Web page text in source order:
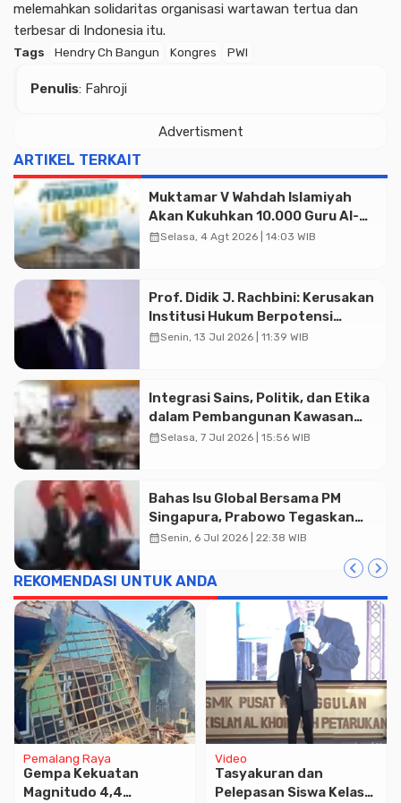
Advertisment
melemahkan solidaritas organisasi wartawan tertua dan
terbesar di Indonesia itu.
Tags Hendry Ch Bangun Kongres PWI
Penulis: Fahroji
Advertisment
ARTIKEL TERKAIT
Muktamar V Wahdah Islamiyah
Akan Kukuhkan 10.000 Guru Al-
Qur’an di Masjid Istiqlal
calendar_monthSelasa, 4 Agt 2026 | 14:03 WIB
Prof. Didik J. Rachbini: Kerusakan
Institusi Hukum Berpotensi
Menghambat Pertumbuhan
calendar_monthSenin, 13 Jul 2026 | 11:39 WIB
Integrasi Sains, Politik, dan Etika
dalam Pembangunan Kawasan
dan Tata Kelola Batas-Batas
calendar_monthSelasa, 7 Jul 2026 | 15:56 WIB
Bahas Isu Global Bersama PM
Singapura, Prabowo Tegaskan
Sikap ASEAN Utamakan Diplomasi
calendar_monthSenin, 6 Jul 2026 | 22:38 WIB
REKOMENDASI UNTUK ANDA
Pemalang Raya
Gempa Kekuatan
Magnitudo 4,4
Video
Tasyakuran dan
Pelepasan Siswa Kelas